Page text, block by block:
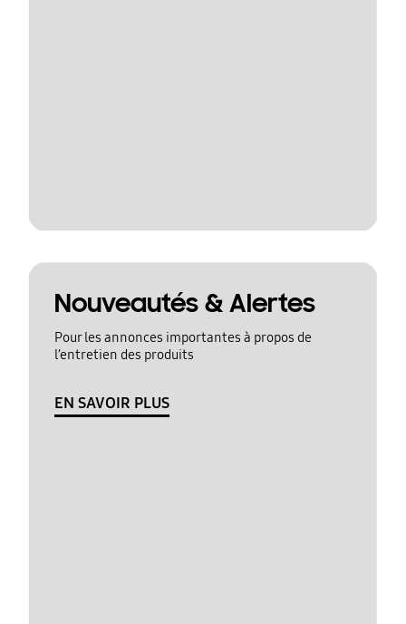
Nouveautés & Alertes
Pour les annonces importantes à propos de
l’entretien des produits
EN SAVOIR PLUS